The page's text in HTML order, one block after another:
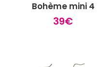
Bohème mini 4
39€